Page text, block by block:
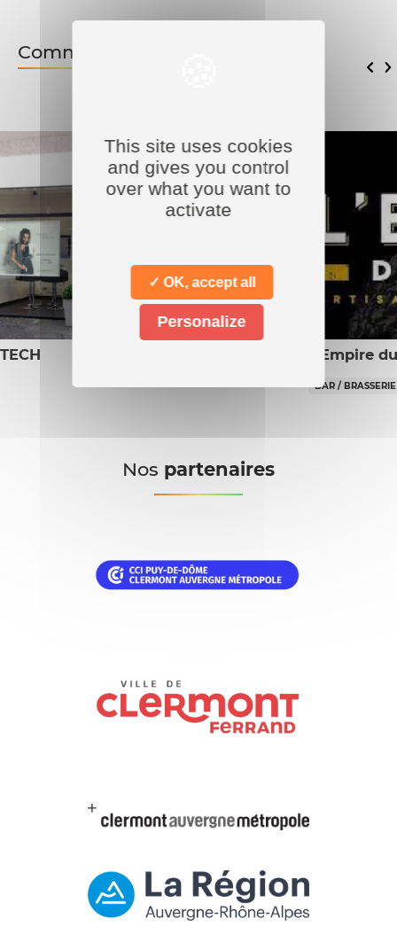
Commerces associés
L’Empire
BAR / BRASSERIE
Nos partenaires
This site uses cookies
and gives you control
over what you want to
activate
✓ OK, accept all
Personalize